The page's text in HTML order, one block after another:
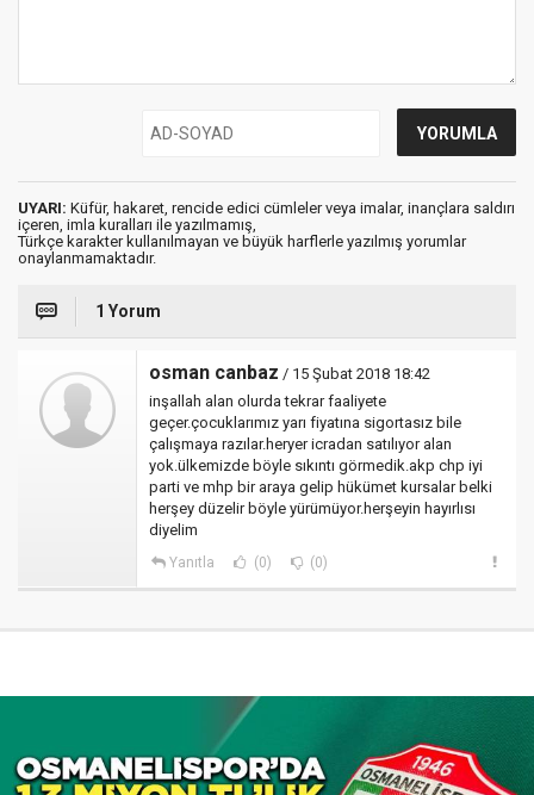
UYARI: Küfür, hakaret, rencide edici cümleler veya imalar, inançlara saldırı
içeren, imla kuralları ile yazılmamış,
Türkçe karakter kullanılmayan ve büyük harflerle yazılmış yorumlar
onaylanmamaktadır.
1 Yorum
osman canbaz / 15 Şubat 2018 18:42
inşallah alan olurda tekrar faaliyete
geçer.çocuklarımız yarı fiyatına sigortasız bile
çalışmaya razılar.heryer icradan satılıyor alan
yok.ülkemizde böyle sıkıntı görmedik.akp chp iyi
parti ve mhp bir araya gelip hükümet kursalar belki
herşey düzelir böyle yürümüyor.herşeyin hayırlısı
diyelim
Yanıtla (0) (0)